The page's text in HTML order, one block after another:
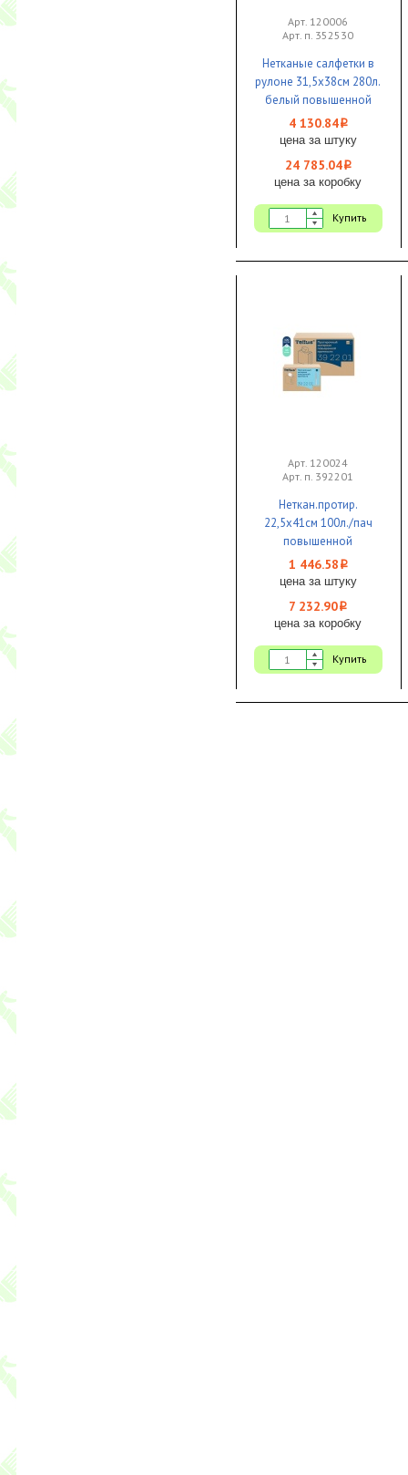
Арт. 120006
Арт. п. 352530
Нетканые салфетки в
рулоне 31,5х38см 280л.
белый повышенной
прочности ЦВ 1/1
Tellus
4 130.84i
цена за штуку
24 785.04i
цена за коробку
Купить
Арт. 120024
Арт. п. 392201
Неткан.протир.
22,5х41см 100л./пач
повышенной
прочности Белый 1/10
Tellus короб-
1 446.58 i
цена за штуку
7 232.90i
цена за коробку
Купить